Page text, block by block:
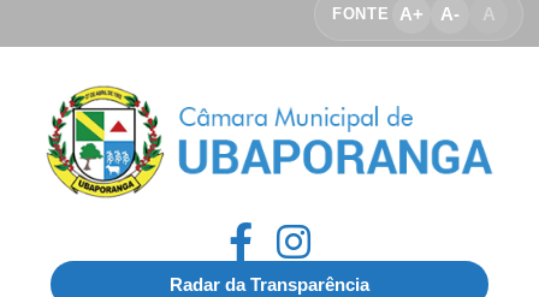
FONTE A+ A- A
Radar da Transparência